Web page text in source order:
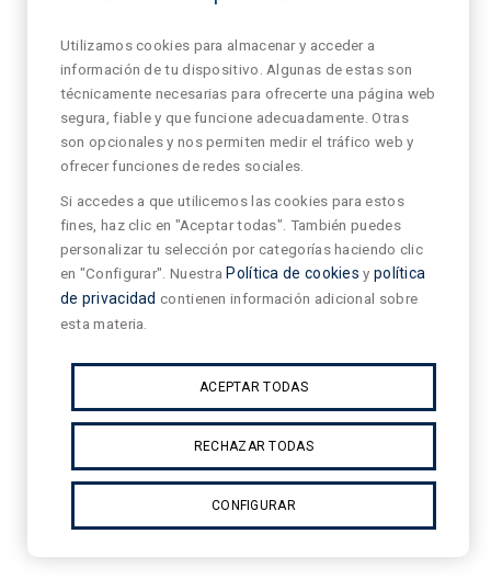
Utilizamos cookies para almacenar y acceder a
información de tu dispositivo. Algunas de estas son
técnicamente necesarias para ofrecerte una página web
segura, fiable y que funcione adecuadamente. Otras
son opcionales y nos permiten medir el tráfico web y
ofrecer funciones de redes sociales.
Si accedes a que utilicemos las cookies para estos
fines, haz clic en "Aceptar todas". También puedes
personalizar tu selección por categorías haciendo clic
en "Configurar". Nuestra Política de cookies y política
de privacidad contienen información adicional sobre
esta materia.
ACEPTAR TODAS
RECHAZAR TODAS
CONFIGURAR